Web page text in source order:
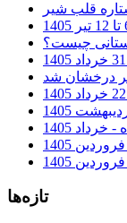
قلب شیر
چیست؟
1405
1405
1405
تازه‌ها